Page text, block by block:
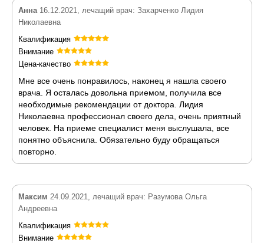
Анна16.12.2021, лечащий врач: Захарченко Лидия
Николаевна
Квалификация
Внимание
Цена-качество
Мне все очень понравилось, наконец я нашла своего
врача. Я осталась довольна приемом, получила все
необходимые рекомендации от доктора. Лидия
Николаевна профессионал своего дела, очень приятный
человек. На приеме специалист меня выслушала, все
понятно объяснила. Обязательно буду обращаться
повторно.
Максим 24.09.2021, лечащий врач: Разумова Ольга
Андреевна
Квалификация
Внимание